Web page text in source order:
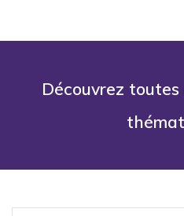
Découvrez